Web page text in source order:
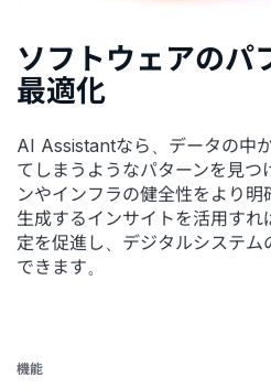
ソフトウェアのパ
最適化
AI Assistantなら、データの中
てしまうようなパターンを見つ
ンやインフラの健全性をより
生成するインサイトを活用す
定を促進し、デジタルシステ
できます。
機能